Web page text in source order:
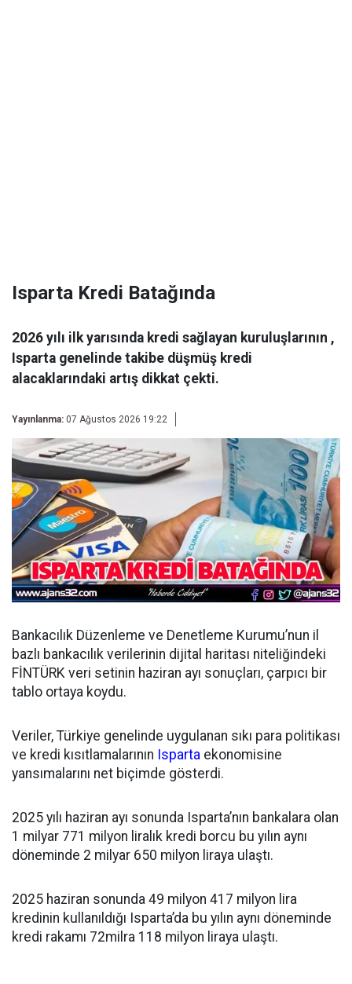
Isparta Kredi Batağında
2026 yılı ilk yarısında kredi sağlayan kuruluşlarının ,
Isparta genelinde takibe düşmüş kredi
alacaklarındaki artış dikkat çekti.
Yayınlanma: 07 Ağustos 2026 19:22
Bankacılık Düzenleme ve Denetleme Kurumu’nun il
bazlı bankacılık verilerinin dijital haritası niteliğindeki
FİNTÜRK veri setinin haziran ayı sonuçları, çarpıcı bir
tablo ortaya koydu.
Veriler, Türkiye genelinde uygulanan sıkı para politikası
ve kredi kısıtlamalarının Isparta ekonomisine
yansımalarını net biçimde gösterdi.
2025 yılı haziran ayı sonunda Isparta’nın bankalara olan
1 milyar 771 milyon liralık kredi borcu bu yılın aynı
döneminde 2 milyar 650 milyon liraya ulaştı.
2025 haziran sonunda 49 milyon 417 milyon lira
kredinin kullanıldığı Isparta’da bu yılın aynı döneminde
kredi rakamı 72milra 118 milyon liraya ulaştı.